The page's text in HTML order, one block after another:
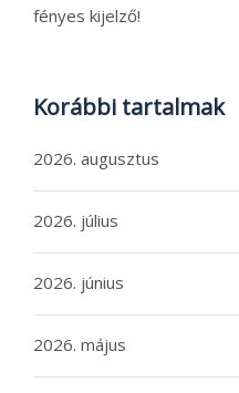
fényes kijelző!
Korábbi tartalmak
2026. augusztus
2026. július
2026. június
2026. május